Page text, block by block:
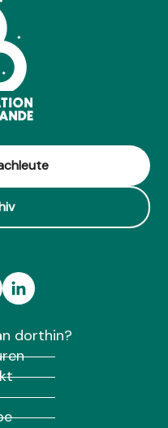
dorthin?